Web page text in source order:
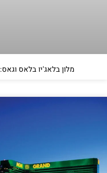
מלון בלאג'יו בלאס וגאס: Bellagio Hotel & Casino